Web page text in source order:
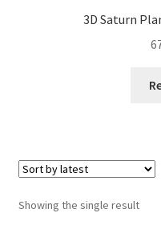
3D Saturn
Showing the single result